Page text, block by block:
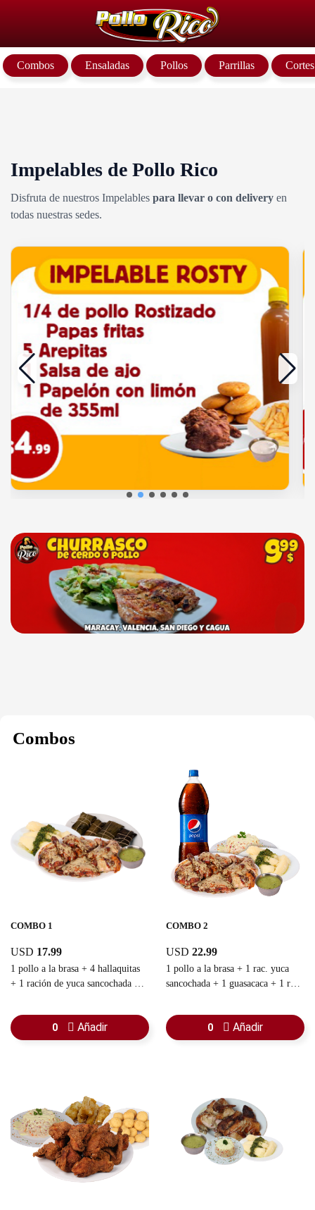
Combos Ensaladas Pollos Parrillas
Impelables de Pollo Rico
Disfruta de nuestros Impelables para llevar o con delivery en
todas nuestras sedes.
Combos
COMBO 1
USD 17.99
1 pollo a la brasa + 4 hallaquitas
+ 1 ración de yuca sancochada + 1
0 Añadir
COMBO 2
USD 22.99
1 pollo a la brasa + 1 rac. yuca
sancochada + 1 guasacaca + 1 rac.
familiar
0 Añadir